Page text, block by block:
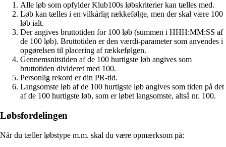
Alle løb som opfylder Klub100s løbskriterier kan tælles med.
Løb kan tælles i en vilkårlig rækkefølge, men der skal være 100
løb ialt.
Der angives bruttotiden for 100 løb (summen i HHH:MM:SS af
de 100 løb). Bruttotiden er den værdi-parameter som anvendes i
opgørelsen til placering af rækkefølgen.
Gennemsnitstiden af de 100 hurtigste løb angives som
bruttotiden divideret med 100.
Personlig rekord er din PR-tid.
Langsomste løb af de 100 hurtigste løb angives som tiden på det
af de 100 hurtigste løb, som er løbet langsomste, altså nr. 100.
Løbsfordelingen
Når du tæller løbstype m.m. skal du være opmærksom på: